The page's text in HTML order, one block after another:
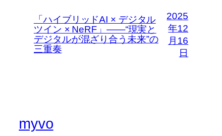
「ハイブリッドAI × デジタル
ツイン × NeRF」――“現実と
デジタルが混ざり合う未来”の
三重奏
2025
年12
月16
日
myvo